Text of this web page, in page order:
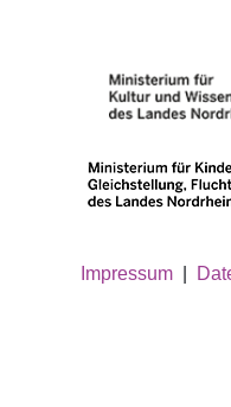
Impressum